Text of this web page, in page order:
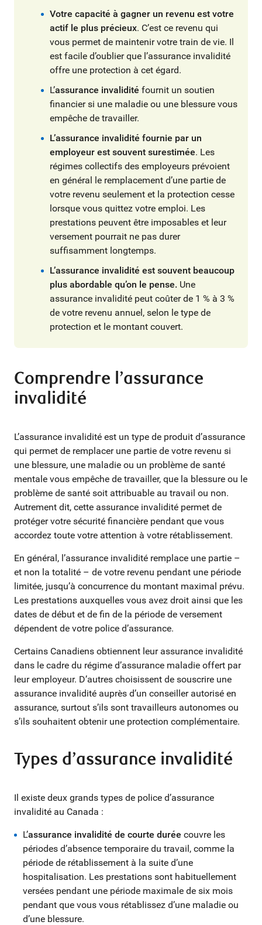
Votre capacité à gagner un revenu est votre
actif le plus précieux. C’est ce revenu qui
vous permet de maintenir votre train de vie. Il
est facile d’oublier que l’assurance invalidité
offre une protection à cet égard.
L’assurance invalidité fournit un soutien
financier si une maladie ou une blessure vous
empêche de travailler.
L’assurance invalidité fournie par un
employeur est souvent surestimée. Les
régimes collectifs des employeurs prévoient
en général le remplacement d’une partie de
votre revenu seulement et la protection cesse
lorsque vous quittez votre emploi. Les
prestations peuvent être imposables et leur
versement pourrait ne pas durer
suffisamment longtemps.
L’assurance invalidité est souvent beaucoup
plus abordable qu’on le pense. Une
assurance invalidité peut coûter de 1 % à 3 %
de votre revenu annuel, selon le type de
protection et le montant couvert.
Comprendre l’assurance
invalidité
L’assurance invalidité est un type de produit d’assurance
qui permet de remplacer une partie de votre revenu si
une blessure, une maladie ou un problème de santé
mentale vous empêche de travailler, que la blessure ou le
problème de santé soit attribuable au travail ou non.
Autrement dit, cette assurance invalidité permet de
protéger votre sécurité financière pendant que vous
accordez toute votre attention à votre rétablissement.
En général, l’assurance invalidité remplace une partie –
et non la totalité – de votre revenu pendant une période
limitée, jusqu’à concurrence du montant maximal prévu.
Les prestations auxquelles vous avez droit ainsi que les
dates de début et de fin de la période de versement
dépendent de votre police d’assurance.
Certains Canadiens obtiennent leur assurance invalidité
dans le cadre du régime d’assurance maladie offert par
leur employeur. D’autres choisissent de souscrire une
assurance invalidité auprès d’un conseiller autorisé en
assurance, surtout s’ils sont travailleurs autonomes ou
s’ils souhaitent obtenir une protection complémentaire.
Types d’assurance invalidité
Il existe deux grands types de police d’assurance
invalidité au Canada :
L’assurance invalidité de courte durée couvre les
périodes d’absence temporaire du travail, comme la
période de rétablissement à la suite d’une
hospitalisation. Les prestations sont habituellement
versées pendant une période maximale de six mois
pendant que vous vous rétablissez d’une maladie ou
d’une blessure.